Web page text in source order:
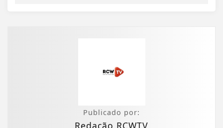
Publicado por: